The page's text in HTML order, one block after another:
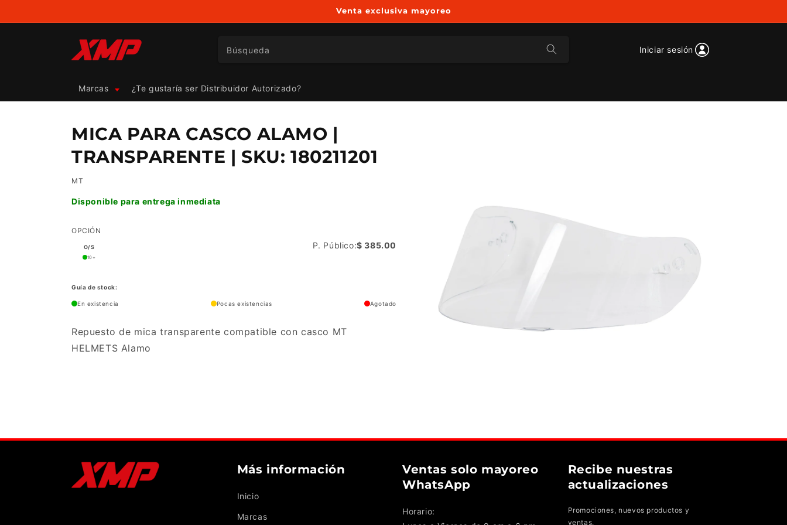
al contenido
Venta exclusiva mayoreo
Búsqueda Iniciar sesión
Marcas ¿Te gustaría ser Distribuidor Autorizado?
MICA PARA CASCO ALAMO |
TRANSPARENTE | SKU: 180211201
MT
Disponible para entrega inmediata
OPCIÓN
O/S
10+
P. Público:$ 385.00
Guía de stock:
En existencia Pocas existencias Agotado
Repuesto de mica transparente compatible con casco MT
HELMETS Alamo
Más información
Inicio
Marcas
Ventas solo mayoreo
WhatsApp
Horario:
Recibe nuestras
actualizaciones
Promociones, nuevos productos y
ventas.